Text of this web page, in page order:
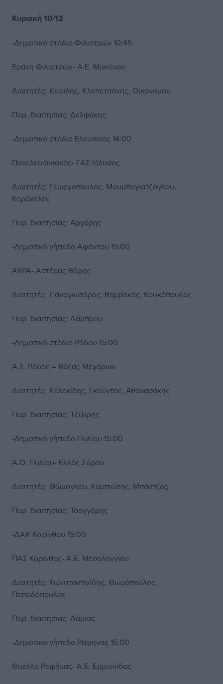
Κυριακή 10/12
-Δημοτικό στάδιο Φιλιατρών 10:45
Εράνη Φιλιατρών- Α.Ε. Μυκόνου
Διαιτητές: Κεφίλης, Κλεπετσάνης, Οικονόμου
Παρ. διαιτησίας: Δελφάκης
-Δημοτικό στάδιο Ελευσίνας 14:00
Πανελευσινιακός- ΓΑΣ Ιάλυσος
Διαιτητές: Γεωργόπουλος, Μουμπογιατζόγλου,
Καράκελες
Παρ. διαιτησίας: Αργύρης
-Δημοτικό γήπεδο Αφάντου 15:00
ΑΕΡΑ- Αστέρας Βάρης
Διαιτητές: Παναγιωτάρας, Βαμβακάς, Κουκόπουλος
Παρ. διαιτησίας: Λάμπρου
-Δημοτικό στάδιο Ρόδου 15:00
Α.Σ. Ρόδος – Βύζας Μεγάρων
Διαιτητές: Κελεκίδης, Γκούντας, Αθανασάκης
Παρ. διαιτησίας: Τζιλίρης
-Δημοτικό γήπεδο Πυλίου 15:00
Α.Ο. Πυλίου- Ελλάς Σύρου
Διαιτητές: Θώμογλου, Καμπιώτης, Μπόντζος
Παρ. διαιτησίας: Τσαγγάρης
-ΔΑΚ Κορίνθου 15:00
ΠΑΣ Κόρινθος- Α.Ε. Μεσολογγίου
Διαιτητές: Κωνσταντινίδης, Θωμόπουλος,
Παπαδόπουλος
Παρ. διαιτησίας: Λάμιας
-Δημοτικό γήπεδο Ραφήνας 15:00
Θύελλα Ραφήνας- Α.Ε. Ερμιονίδας